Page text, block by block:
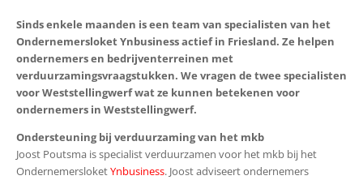
Sinds enkele maanden is een team van specialisten van het
Ondernemersloket Ynbusiness actief in Friesland. Ze helpen
ondernemers en bedrijventerreinen met
verduurzamingsvraagstukken. We vragen de twee specialisten
voor Weststellingwerf wat ze kunnen betekenen voor
ondernemers in Weststellingwerf.
Ondersteuning bij verduurzaming van het mkb
Joost Poutsma is specialist verduurzamen voor het mkb bij het
OndernemersloketYnbusiness. Joost adviseert ondernemers